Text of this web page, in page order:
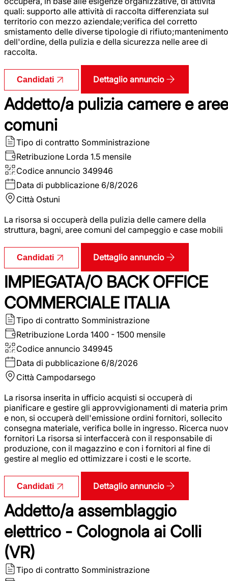
quali: supporto alle attività di raccolta differenziata sul
territorio con mezzo aziendale;verifica del corretto
smistamento delle diverse tipologie di rifiuto;mantenimento
dell'ordine, della pulizia e della sicurezza nelle aree di
raccolta.
Candidati Dettaglio annuncio
Addetto/a pulizia camere e aree
comuni
Tipo di contratto Somministrazione
Retribuzione Lorda 1.5 mensile
Codice annuncio 349946
Data di pubblicazione 6/8/2026
Città Ostuni
La risorsa si occuperà della pulizia delle camere della
struttura, bagni, aree comuni del campeggio e case mobili
Candidati Dettaglio annuncio
IMPIEGATA/O BACK OFFICE
COMMERCIALE ITALIA
Tipo di contratto Somministrazione
Retribuzione Lorda 1400 - 1500 mensile
Codice annuncio 349945
Data di pubblicazione 6/8/2026
Città Campodarsego
La risorsa inserita in ufficio acquisti si occuperà di
pianificare e gestire gli approvvigionamenti di materia
e non, si occuperà dell'emissione ordini fornitori, sollecito
consegna materiale, verifica bolle in ingresso. Ricerca
fornitori La risorsa si interfaccerà con il responsabile di
produzione, con il magazzino e con i fornitori al fine di
gestire al meglio ed ottimizzare i costi e le scorte.
Candidati Dettaglio annuncio
Addetto/a assemblaggio
elettrico - Colognola ai Colli
(VR)
Tipo di contratto Somministrazione